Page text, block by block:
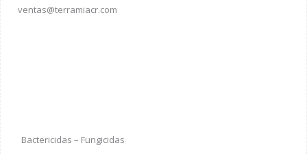
ventas@terramiacr.com
Bactericidas – Fungicidas